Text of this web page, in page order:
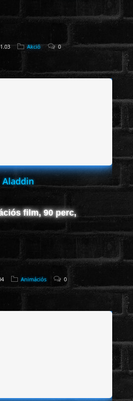
© 2017-2026 Az oldal nem tárol
Minden adat külső forrásból származik |
Akció 0
Aladdin
film, 90 perc,
Animációs 0